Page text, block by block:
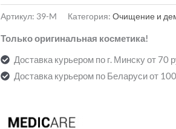
Артикул: 39-M Категория: Очищение и
Только оригинальная косметика!
Доставка курьером по г. Минску от 70
Доставка курьером по Беларуси от